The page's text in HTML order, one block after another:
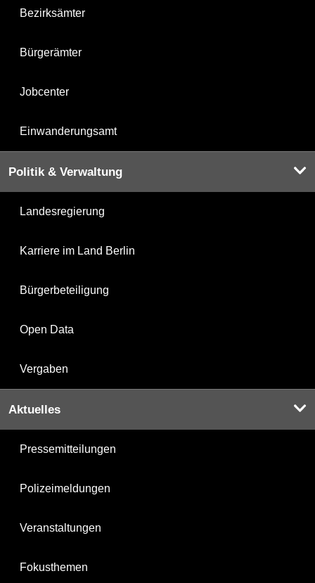
Bezirksämter
Bürgerämter
Jobcenter
Einwanderungsamt
Politik & Verwaltung
Landesregierung
Karriere im Land Berlin
Bürgerbeteiligung
Open Data
Vergaben
Aktuelles
Pressemitteilungen
Polizeimeldungen
Veranstaltungen
Fokusthemen